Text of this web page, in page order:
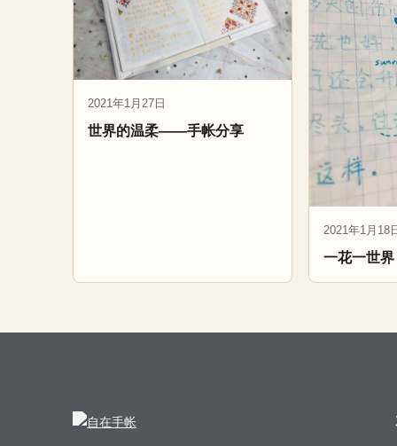
2021年1月27日
世界的温柔——手帐分享
2021年1月18
一花一世界